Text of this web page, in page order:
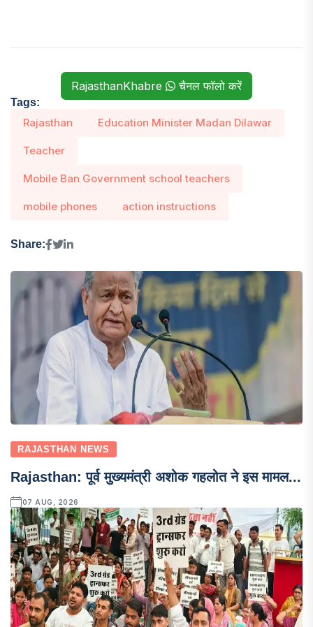
RajasthanKhabre चैनल फॉलो करें
Tags:
Rajasthan Education Minister Madan Dilawar
Teacher
Mobile Ban Government school teachers
mobile phones action instructions
Share:
RAJASTHAN NEWS
Rajasthan: पूर्व मुख्यमंत्री अशोक गहलोत ने इस मामल...
07 AUG, 2026